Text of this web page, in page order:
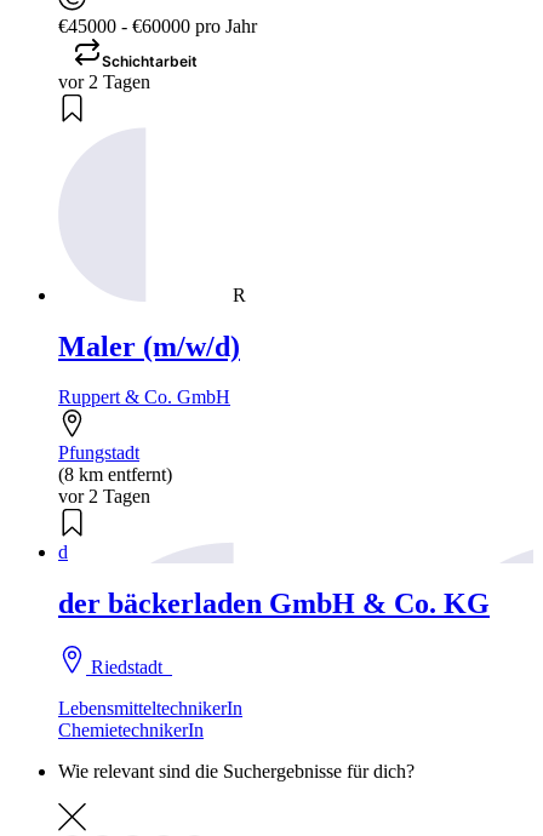
€45000 - €60000 pro Jahr
Schichtarbeit
vor 2 Tagen
R
Maler (m/w/d)
Ruppert & Co. GmbH
Pfungstadt
(8 km entfernt)
vor 2 Tagen
d
der bäckerladen GmbH & Co. KG
Riedstadt
LebensmitteltechnikerIn
ChemietechnikerIn
Wie relevant sind die Suchergebnisse für dich?